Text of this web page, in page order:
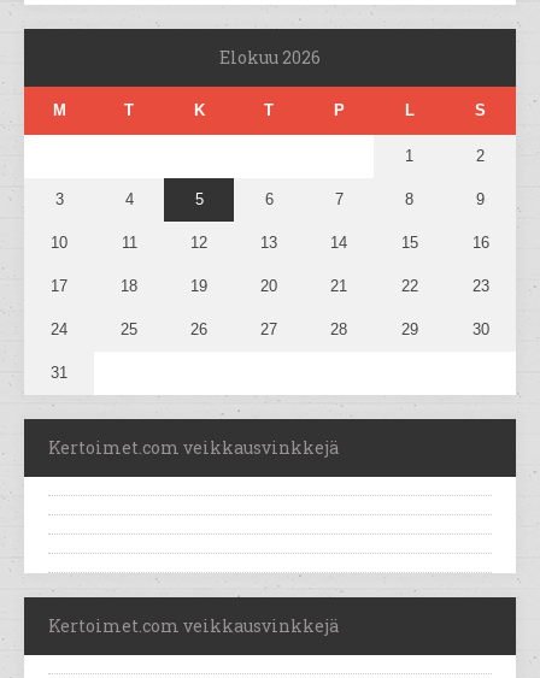
Elokuu 2026
M T K T P L S
1 2
3 4 5 6 7 8 9
10 11 12 13 14 15 16
17 18 19 20 21 22 23
24 25 26 27 28 29 30
31
Kertoimet.com veikkausvinkkejä
Kertoimet.com veikkausvinkkejä